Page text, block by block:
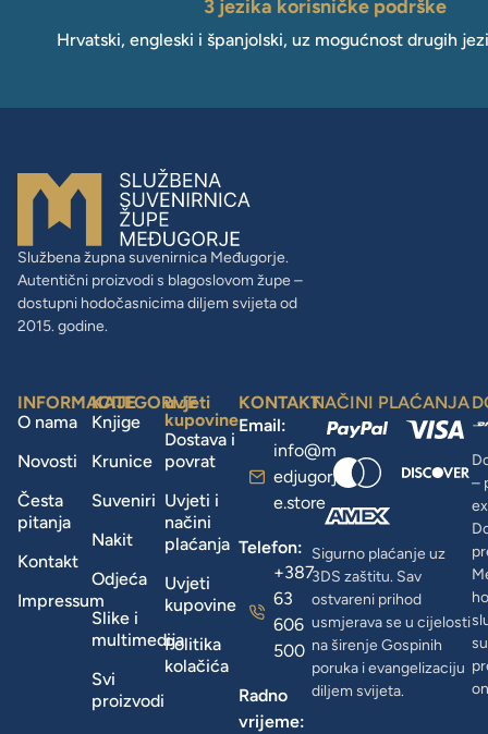
3 jezika korisničke podrške
Hrvatski, engleski i španjolski, uz mogućnost drugih
Službena župna suvenirnica Međugorje.
Autentični proizvodi s blagoslovom župe –
dostupni hodočasnicima diljem svijeta od
2015. godine.
INFORMACIJE
O nama
Novosti
Česta
pitanja
Kontakt
Impressum
KATEGORIJE
Knjige
Krunice
Suveniri
Nakit
Odjeća
Slike i
multimedija
Svi
proizvodi
uvjeti
kupovine
Dostava i
povrat
Uvjeti i
načini
plaćanja
Uvjeti
kupovine
Politika
kolačića
KONTAKT
Email:
info@m
edjugorj
e.store
Telefon:
+387
63
606
500
Radno
vrijeme:
NAČINI PLAĆANJA
Sigurno plaćanje uz
3DS zaštitu. Sav
ostvareni prihod
usmjerava se u cijelosti
na širenje Gospinih
poruka i evangelizaciju
diljem svijeta.
–